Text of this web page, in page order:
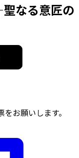
なる意匠の
お願いします。